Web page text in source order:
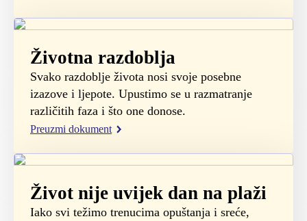
Životna razdoblja
Svako razdoblje života nosi svoje posebne
izazove i ljepote. Upustimo se u razmatranje
različitih faza i što one donose.
Preuzmi dokument
Život nije uvijek dan na plaži
Iako svi težimo trenucima opuštanja i sreće,